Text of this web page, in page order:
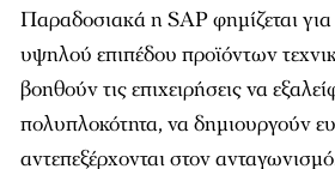
Παραδοσιακά η SAP φηµίζεται
υψηλού επιπέδου προϊόντων
βοηθούν τις επιχειρήσεις να
πολυπλοκότητα, να δηµιουργούν
αντεπεξέρχονται στον